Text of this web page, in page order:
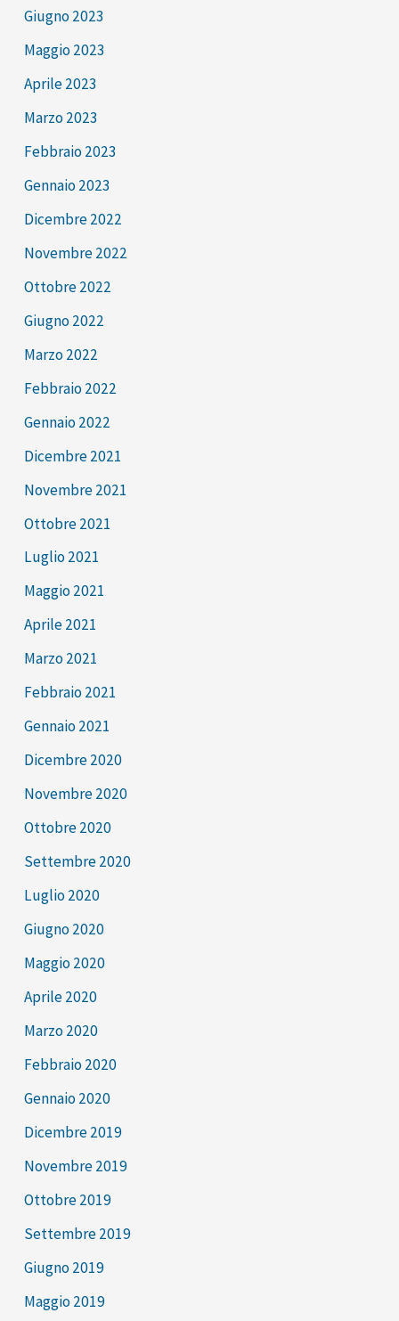
Giugno 2023
Maggio 2023
Aprile 2023
Marzo 2023
Febbraio 2023
Gennaio 2023
Dicembre 2022
Novembre 2022
Ottobre 2022
Giugno 2022
Marzo 2022
Febbraio 2022
Gennaio 2022
Dicembre 2021
Novembre 2021
Ottobre 2021
Luglio 2021
Maggio 2021
Aprile 2021
Marzo 2021
Febbraio 2021
Gennaio 2021
Dicembre 2020
Novembre 2020
Ottobre 2020
Settembre 2020
Luglio 2020
Giugno 2020
Maggio 2020
Aprile 2020
Marzo 2020
Febbraio 2020
Gennaio 2020
Dicembre 2019
Novembre 2019
Ottobre 2019
Settembre 2019
Giugno 2019
Maggio 2019